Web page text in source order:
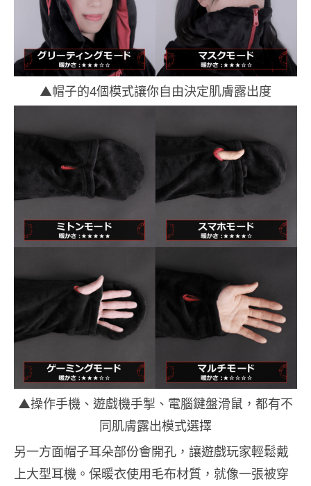
▲帽子的4個模式讓你自由決定肌膚露出度
▲操作手機、遊戲機手掣、電腦鍵盤滑鼠，都有不
同肌膚露出模式選擇
另一方面帽子耳朵部份會開孔，讓遊戲玩家輕鬆戴
上大型耳機。保暖衣使用毛布材質，就像一張被穿